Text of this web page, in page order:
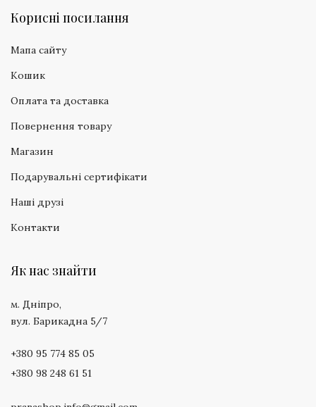
Корисні посилання
Мапа сайту
Кошик
Оплата та доставка
Повернення товару
Магазин
Подарувальні сертифікати
Наші друзі
Контакти
Як нас знайти
м. Дніпро,
вул. Барикадна 5/7
+380 95 774 85 05
+380 98 248 61 51